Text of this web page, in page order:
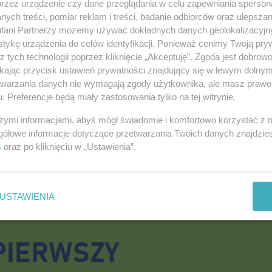
ośmiokondygnacyjny blok wznosić będzie
najniższą cenę - 30,89 mln zł. Obiekt
u zbiegu ul. Wojska Polskiego i
zieleń i powstanie plac zabaw. Mieszkania w
ale zbyt niskich na kredyt hipoteczny,
urządzenie czy dane przeglądania w celu zapewniania
treści, pomiar reklam i treści, badanie odbiorców oraz
Partnerzy możemy używać dokładnych danych
urządzenia do celów identyfikacji. Ponieważ cenimy Twoją
tych technologii poprzez kliknięcie „Akceptuję”. Zgoda jest
przycisk ustawień prywatności znajdujący się w lewym
danych nie wymagają zgody użytkownika, ale masz
Preferencje będą miały zastosowania tylko na tej witrynie.
informacjami, abyś mógł świadomie i komfortowo korzystać z
informacje dotyczące przetwarzania Twoich danych
oraz po kliknięciu w „Ustawienia”.
USTAWIENIA